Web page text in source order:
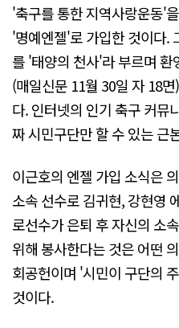
'축구를 통한 지역사랑운동'
'명예엔젤'로 가입한 것이다.
를 '태양의 천사'라 부르며
(매일신문 11월 30일 자 18
다. 인터넷의 인기 축구 커뮤
짜 시민구단만 할 수 있는 근
이근호의 엔젤 가입 소식은
소속 선수로 김귀현, 강현영
로선수가 은퇴 후 자신의 소
위해 봉사한다는 것은 어떤
회공헌이며 '시민이 구단의
것이다.